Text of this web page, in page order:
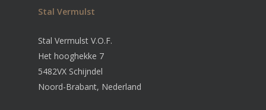
Stal Vermulst
Stal Vermulst V.O.F.
Het hooghekke 7
5482VX Schijndel
Noord-Brabant, Nederland